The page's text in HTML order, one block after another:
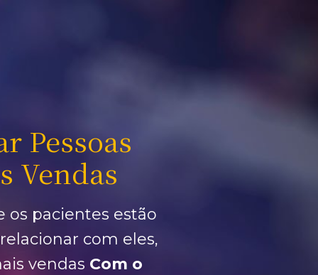
Pessoas
Vendas
os pacientes estão
com eles,
vendas Com o